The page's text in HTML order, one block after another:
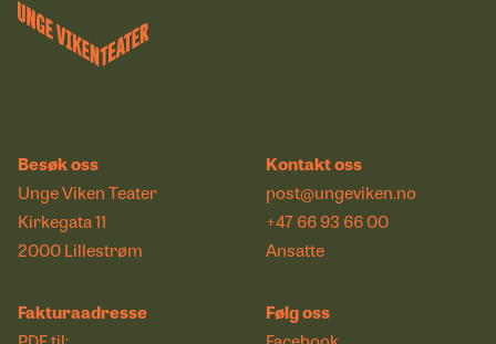
Besøk oss
Unge Viken Teater
Kirkegata 11
2000 Lillestrøm
Kontakt oss
post@ungeviken.no
+47 66 93 66 00
Ansatte
Fakturaadresse
Følg oss